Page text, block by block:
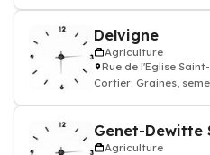
Delvigne
Agriculture
Rue de l'Eglise
Cortier: Graines,
Genet-Dewitte
Agriculture